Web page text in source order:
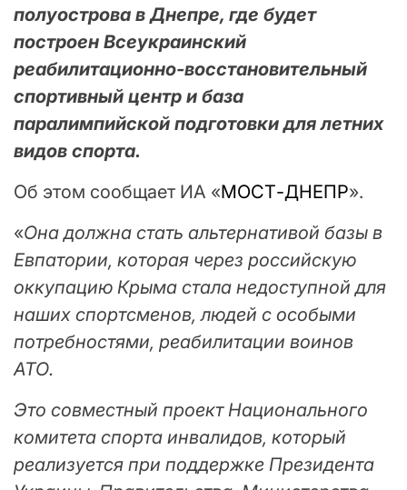
полуострова в Днепре, где будет
построен Всеукраинский
реабилитационно-восстановительный
спортивный центр и база
паралимпийской подготовки для летних
видов спорта.
Об этом сообщает ИА «МОСТ-ДНЕПР».
«Она должна стать альтернативой базы в
Евпатории, которая через российскую
оккупацию Крыма стала недоступной для
наших спортсменов, людей с особыми
потребностями, реабилитации воинов
АТО.
Это совместный проект Национального
комитета спорта инвалидов, который
реализуется при поддержке Президента